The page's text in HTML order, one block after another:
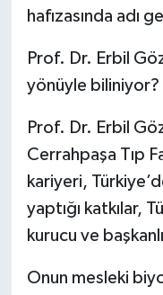
hafızasında adı
Prof. Dr. Erbil
yönüyle biliniyor?
Prof. Dr. Erbil
Cerrahpaşa Tıp
kariyeri,
yaptığı katkılar,
kurucu ve
Onun mesleki